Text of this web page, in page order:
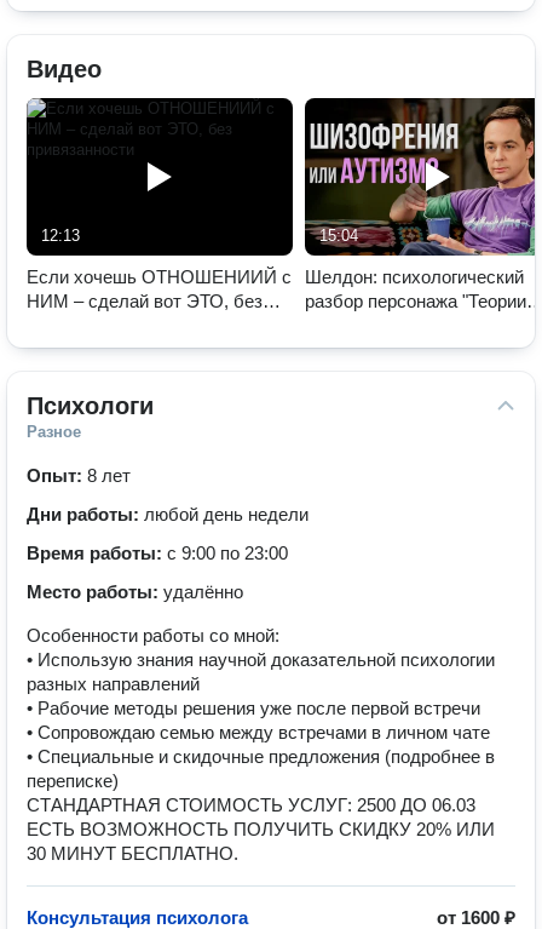
Видео
12:13
Если хочешь ОТНОШЕНИИЙ с
НИМ – сделай вот ЭТО, без
15:04
Шелдон: психологический
разбор персонажа "Теории
Психологи
Разное
Опыт: 8 лет
Дни работы: любой день недели
Время работы: с 9:00 по 23:00
Место работы: удалённо
Особенности работы со мной:
• Использую знания научной доказательной психологии
разных направлений
• Рабочие методы решения уже после первой встречи
• Сопровождаю семью между встречами в личном чате
• Специальные и скидочные предложения (подробнее в
переписке)
СТАНДАРТНАЯ СТОИМОСТЬ УСЛУГ: 2500 ДО 06.03
ЕСТЬ ВОЗМОЖНОСТЬ ПОЛУЧИТЬ СКИДКУ 20% ИЛИ
30 МИНУТ БЕСПЛАТНО.
от 1600 ₽
Консультация психолога